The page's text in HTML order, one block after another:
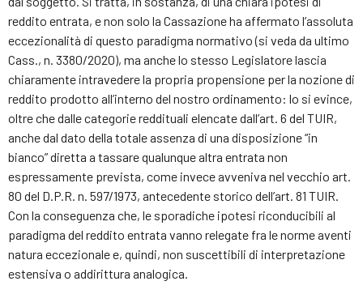
reddito entrata, e non solo la Cassazione ha affermato l’assoluta
eccezionalità di questo paradigma normativo (si veda da ultimo
Cass., n. 3380/2020), ma anche lo stesso Legislatore lascia
chiaramente intravedere la propria propensione per la nozione di
reddito prodotto all’interno del nostro ordinamento: lo si evince,
oltre che dalle categorie reddituali elencate dall’art. 6 del TUIR,
anche dal dato della totale assenza di una disposizione “in
bianco” diretta a tassare qualunque altra entrata non
espressamente prevista, come invece avveniva nel vecchio art.
80 del D.P.R. n. 597/1973, antecedente storico dell’art. 81 TUIR.
Con la conseguenza che, le sporadiche ipotesi riconducibili al
paradigma del reddito entrata vanno relegate fra le norme aventi
natura eccezionale e, quindi, non suscettibili di interpretazione
estensiva o addirittura analogica.